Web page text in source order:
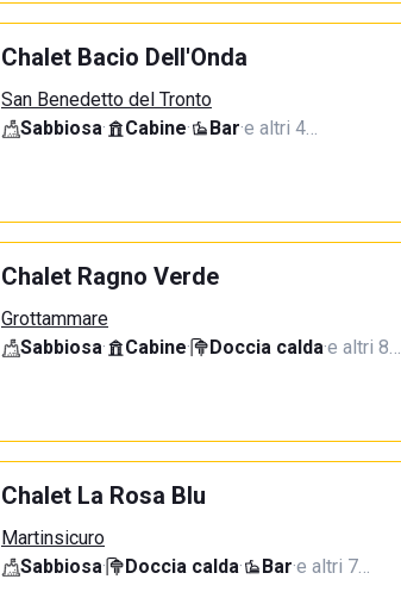
Chalet Bacio Dell'Onda
San Benedetto del Tronto
Sabbiosa· Cabine· Bar·e altri 4…
Chalet Ragno Verde
Grottammare
Sabbiosa· Cabine· Doccia calda·e altri 8…
Chalet La Rosa Blu
Martinsicuro
Sabbiosa· Doccia calda· Bar·e altri 7…